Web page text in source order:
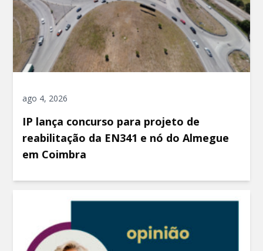
ago 4, 2026
IP lança concurso para projeto de
reabilitação da EN341 e nó do Almegue
em Coimbra